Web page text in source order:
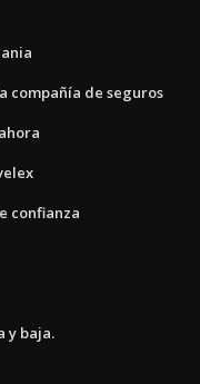
compañía de seguros
confianza
y baja.